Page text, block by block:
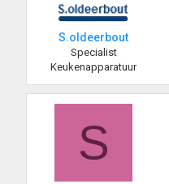
S.oldeerbout
Specialist
Keukenapparatuur
S